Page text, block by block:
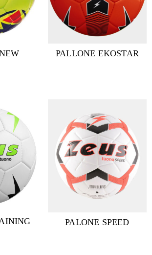
PALLONE EKOSTAR
PALONE SPEED